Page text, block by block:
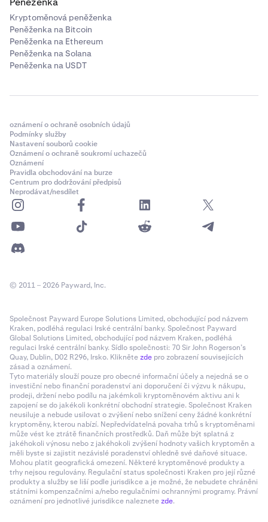
Kryptoměnová peněženka
Peněženka na Bitcoin
Peněženka na Ethereum
Peněženka na Solana
Peněženka na USDT
oznámení o ochraně osobních údajů
Podmínky služby
Nastavení souborů cookie
Oznámení o ochraně soukromí uchazečů
Oznámení
Pravidla obchodování na burze
Centrum pro dodržování předpisů
Neprodávat/nesdílet
© 2011 – 2026 Payward, Inc.
Společnost Payward Europe Solutions Limited, obchodující pod názvem
Kraken, podléhá regulaci Irské centrální banky. Společnost Payward
Global Solutions Limited, obchodující pod názvem Kraken, podléhá
regulaci Irské centrální banky. Sídlo společnosti: 70 Sir John Rogerson’s
Quay, Dublin, D02 R296, Irsko. Kliknětezde pro zobrazení souvisejících
zásad a oznámení.
Tyto materiály slouží pouze pro obecné informační účely a nejedná se o
investiční nebo finanční poradenství ani doporučení či výzvu k nákupu,
prodeji, držení nebo podílu na jakémkoli kryptoměnovém aktivu ani k
zapojení se do jakékoli konkrétní obchodní strategie. Společnost Kraken
neusiluje a nebude usilovat o zvýšení nebo snížení ceny žádné konkrétní
kryptoměny, kterou nabízí. Nepředvídatelná povaha trhů s kryptoměnami
může vést ke ztrátě finančních prostředků. Daň může být splatná z
jakéhokoli výnosu nebo z jakéhokoli zvýšení hodnoty vašich kryptoměn a
měli byste si zajistit nezávislé poradenství ohledně své daňové situace.
Mohou platit geografická omezení. Některé kryptoměnové produkty a
trhy nejsou regulovány. Regulační status společnosti Kraken pro její různé
produkty a služby se liší podle jurisdikce a je možné, že nebudete chráněni
státními kompenzačními a/nebo regulačními ochrannými programy. Právní
oznámení pro jednotlivé jurisdikce naleznetezde.